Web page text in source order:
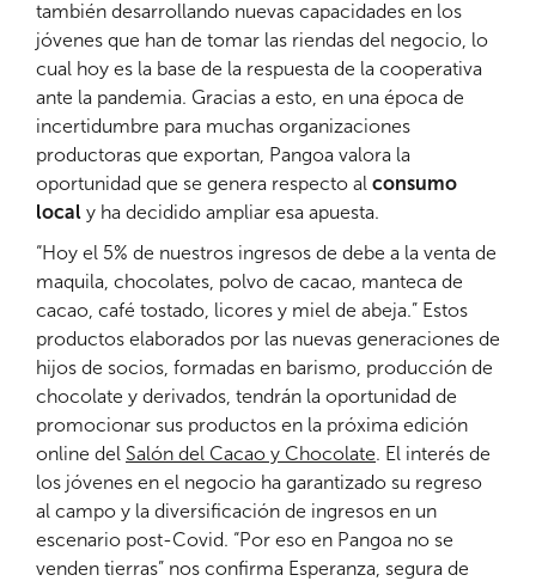
también desarrollando nuevas capacidades en los
jóvenes que han de tomar las riendas del negocio, lo
cual hoy es la base de la respuesta de la cooperativa
ante la pandemia. Gracias a esto, en una época de
incertidumbre para muchas organizaciones
productoras que exportan, Pangoa valora la
oportunidad que se genera respecto al consumo
local y ha decidido ampliar esa apuesta.
“Hoy el 5% de nuestros ingresos de debe a la venta de
maquila, chocolates, polvo de cacao, manteca de
cacao, café tostado, licores y miel de abeja.” Estos
productos elaborados por las nuevas generaciones de
hijos de socios, formadas en barismo, producción de
chocolate y derivados, tendrán la oportunidad de
promocionar sus productos en la próxima edición
online del Salón del Cacao y Chocolate. El interés de
los jóvenes en el negocio ha garantizado su regreso
al campo y la diversificación de ingresos en un
escenario post-Covid. “Por eso en Pangoa no se
venden tierras” nos confirma Esperanza, segura de